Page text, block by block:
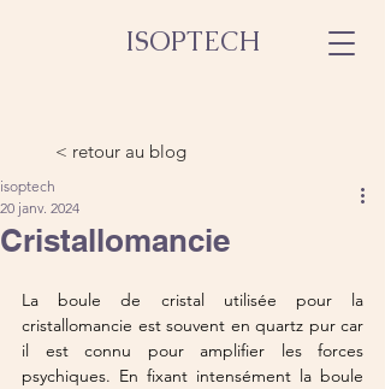
ISOPTECH
< retour au blog
Cristallomancie
isoptech
20 janv. 2024
La boule de cristal utilisée pour la
cristallomancie est souvent en quartz pur car
il est connu pour amplifier les forces
psychiques. En fixant intensément la boule